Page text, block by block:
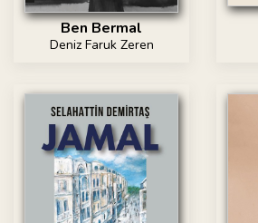
Ben Bermal
Deniz Faruk Zeren